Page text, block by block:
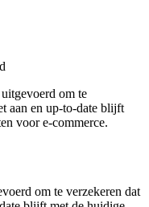
om te
aan en up-to-date blijft
voor e-commerce.
om te verzekeren dat